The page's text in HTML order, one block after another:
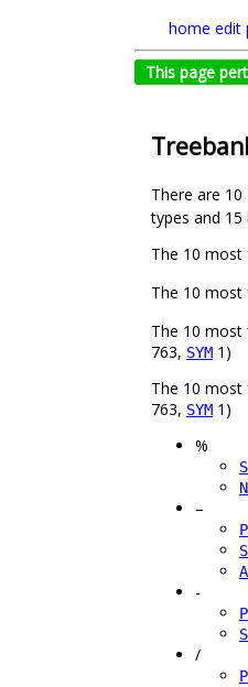
home edit
This page
There are 10
types and
The 10 most
The 10 most
The 10 most
763, SYM 1)
The 10 most
763, SYM 1)
%
–
-
/